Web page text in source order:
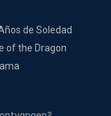
de Soledad
of the Dragon